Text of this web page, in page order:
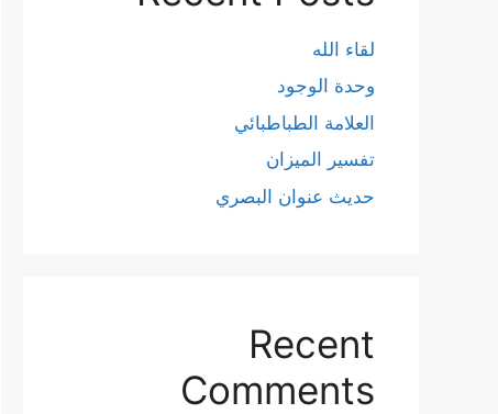
لقاء الله
وحدة الوجود
العلامة الطباطبائي
تفسير الميزان
حديث عنوان البصري
Recent
Comments